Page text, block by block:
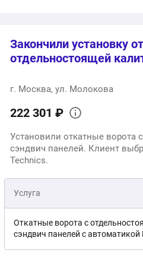
Закончили установку
отдельностоящей
г. Москва, ул. Молокова
222 301 ₽
Установили откатные ворота
сэндвич панелей. Клиент
Technics.
Услуга
Откатные ворота с
сэндвич панелей с автоматикой